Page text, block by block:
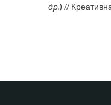
др.) //